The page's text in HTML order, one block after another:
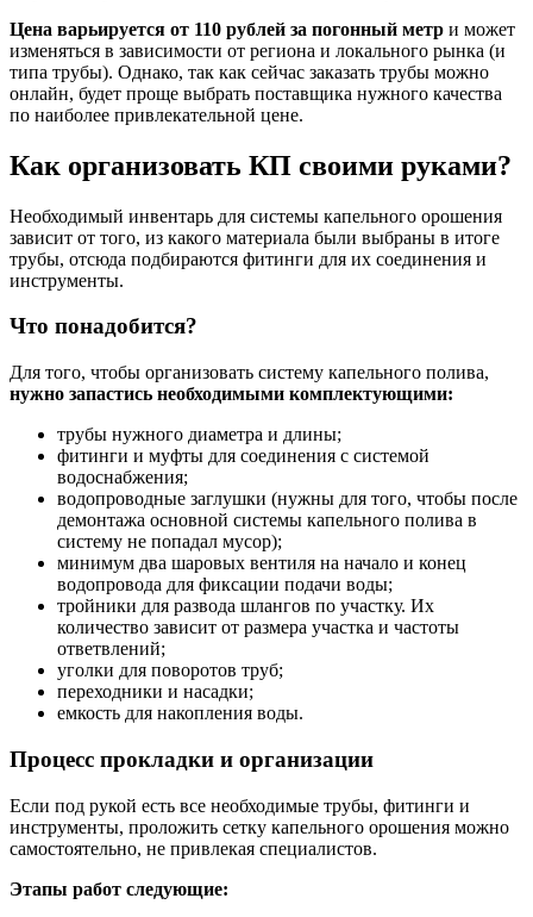
Цена варьируется от 110 рублей за погонный метр и может
изменяться в зависимости от региона и локального рынка (и
типа трубы). Однако, так как сейчас заказать трубы можно
онлайн, будет проще выбрать поставщика нужного качества
по наиболее привлекательной цене.
Как организовать КП своими руками?
Необходимый инвентарь для системы капельного орошения
зависит от того, из какого материала были выбраны в итоге
трубы, отсюда подбираются фитинги для их соединения и
инструменты.
Что понадобится?
Для того, чтобы организовать систему капельного полива,
нужно запастись необходимыми комплектующими:
трубы нужного диаметра и длины;
фитинги и муфты для соединения с системой
водоснабжения;
водопроводные заглушки (нужны для того, чтобы после
демонтажа основной системы капельного полива в
систему не попадал мусор);
минимум два шаровых вентиля на начало и конец
водопровода для фиксации подачи воды;
тройники для развода шлангов по участку. Их
количество зависит от размера участка и частоты
ответвлений;
уголки для поворотов труб;
переходники и насадки;
емкость для накопления воды.
Процесс прокладки и организации
Если под рукой есть все необходимые трубы, фитинги и
инструменты, проложить сетку капельного орошения можно
самостоятельно, не привлекая специалистов.
Этапы работ следующие: